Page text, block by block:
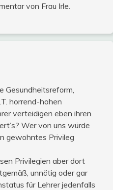
von Frau Irle.
Gesundheitsreform,
horrend-hohen
verteidigen eben ihren
Wer von uns würde
gewohntes Privileg
Privilegien aber dort
unnötig oder gar
für Lehrer jedenfalls